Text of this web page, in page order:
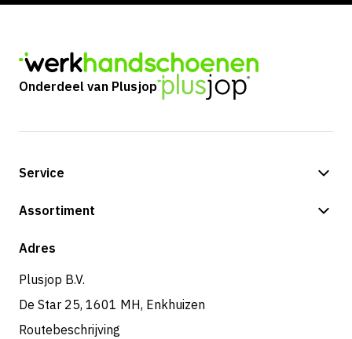
Onderdeel van Plusjop
Service
Betalingsmogelijkheden
Retouren & service
Assortiment
Shop
Adres
Plusjop B.V.
De Star 25, 1601 MH, Enkhuizen
Routebeschrijving